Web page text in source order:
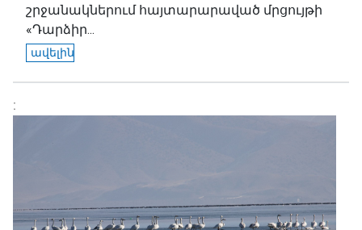
շրջանակներում հայտարարաված մրցույթի
«Դարձիր...
ավելին